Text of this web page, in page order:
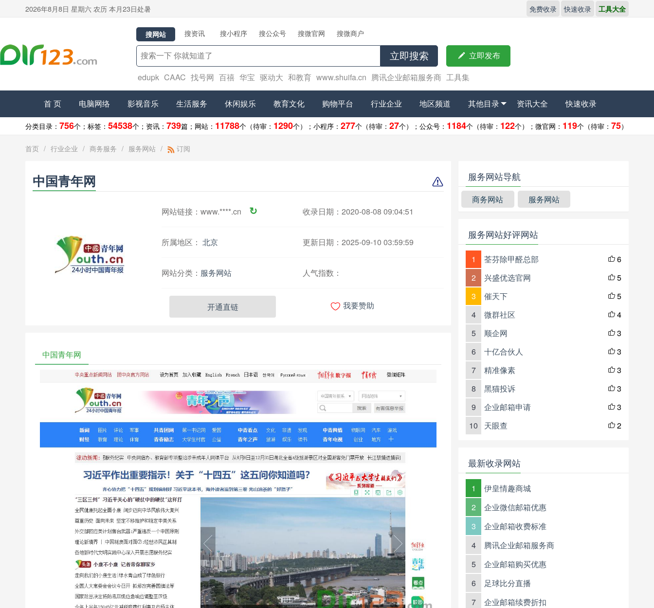
2026年8月8日 星期六 农历 本月23日处暑 免费收录 快速收录 工具大全
搜网站 搜资讯 搜小程序 搜公众号 搜微官网 搜微商户
立即搜索  立即发布
edupk CAAC 找号网 百禧 华宝 驱动大 和教育 www.shuifa.cn 腾讯企业邮箱服务商 工具集
首 页 电脑网络 影视音乐 生活服务 休闲娱乐 教育文化 购物平台 行业企业 地区频道 其他目录 资讯大全 快速收录
分类目录： 756个； 标签： 54538个； 资讯： 739篇； 网站： 11788个（待审： 1290个）； 小程序： 277个（待审： 27个）； 公众号： 1184个（待审： 122个）； 微官网： 119个（待审： 75）
首页 / 行业企业 / 商务服务 / 服务网站 / 订阅
中国青年网
网站链接： www.****.cn ↻ 收录日期：2020-08-08 09:04:51
所属地区： 北京 更新日期：2025-09-10 03:59:59
网站分类： 服务网站 人气指数：
开通直链  我要赞助
中国青年网
服务网站导航
商务网站 服务网站
服务网站好评网站
1 荃芬除甲醛总部  6
2
兴盛优选官网  5
3
催天下  5
4
微群社区  4
5
顺企网  3
6
十亿合伙人  3
7
精准像素  3
8
黑猫投诉  3
9
企业邮箱申请  3
10
天眼查  2
最新收录网站
1
伊皇情趣商城
2
企业微信邮箱优惠
3
企业邮箱收费标准
4
腾讯企业邮箱服务商
5
企业邮箱购买优惠
6
足球比分直播
7
企业邮箱续费折扣